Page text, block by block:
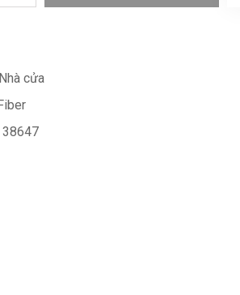
Nhà cửa
38647